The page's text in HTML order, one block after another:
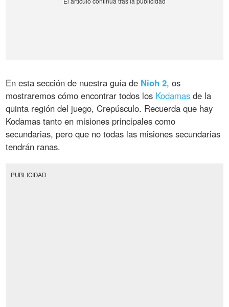
En esta sección de nuestra guía de Nioh 2, os
mostraremos cómo encontrar todos los Kodamas de la
quinta región del juego, Crepúsculo. Recuerda que hay
Kodamas tanto en misiones principales como
secundarias, pero que no todas las misiones secundarias
tendrán ranas.
PUBLICIDAD